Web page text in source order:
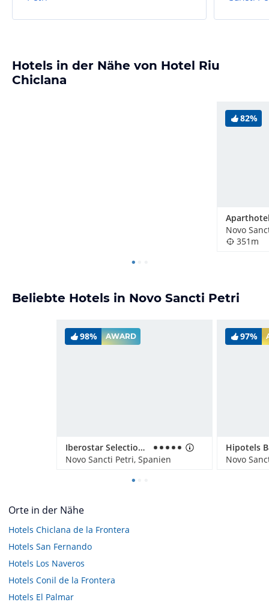
Hotels in der Nähe von Hotel Riu
Chiclana
82%
Novo
351m
Beliebte Hotels in Novo Sancti Petri
98% AWARD
Iberostar Selection Andalucía Playa
Novo Sancti Petri, Spanien
97%
Novo
Orte in der Nähe
Hotels Chiclana de la Frontera
Hotels San Fernando
Hotels Los Naveros
Hotels Conil de la Frontera
Hotels El Palmar